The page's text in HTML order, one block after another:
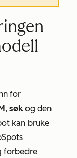
for
, søkog den
kan bruke
forbedre